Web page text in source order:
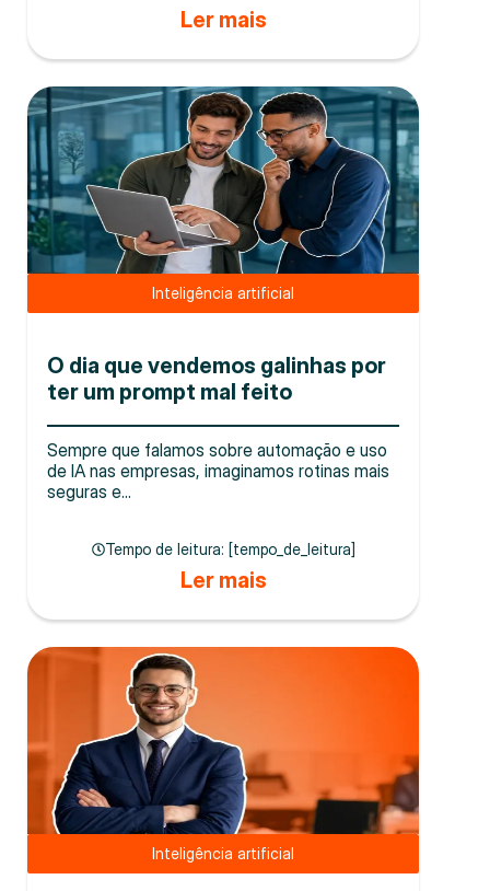
Ler mais
Inteligência artificial
O dia que vendemos galinhas por
ter um prompt mal feito
Sempre que falamos sobre automação e uso
de IA nas empresas, imaginamos rotinas mais
seguras e...
Tempo de leitura: [tempo_de_leitura]
Ler mais
Inteligência artificial